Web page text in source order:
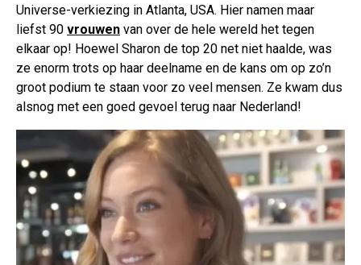
Universe-verkiezing in Atlanta, USA. Hier namen maar
liefst 90 vrouwen van over de hele wereld het tegen
elkaar op! Hoewel Sharon de top 20 net niet haalde, was
ze enorm trots op haar deelname en de kans om op zo’n
groot podium te staan voor zo veel mensen. Ze kwam dus
alsnog met een goed gevoel terug naar Nederland!